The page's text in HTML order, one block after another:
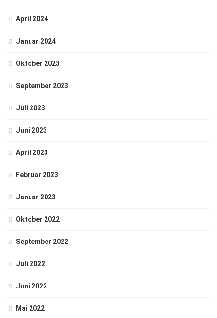
April 2024
Januar 2024
Oktober 2023
September 2023
Juli 2023
Juni 2023
April 2023
Februar 2023
Januar 2023
Oktober 2022
September 2022
Juli 2022
Juni 2022
Mai 2022